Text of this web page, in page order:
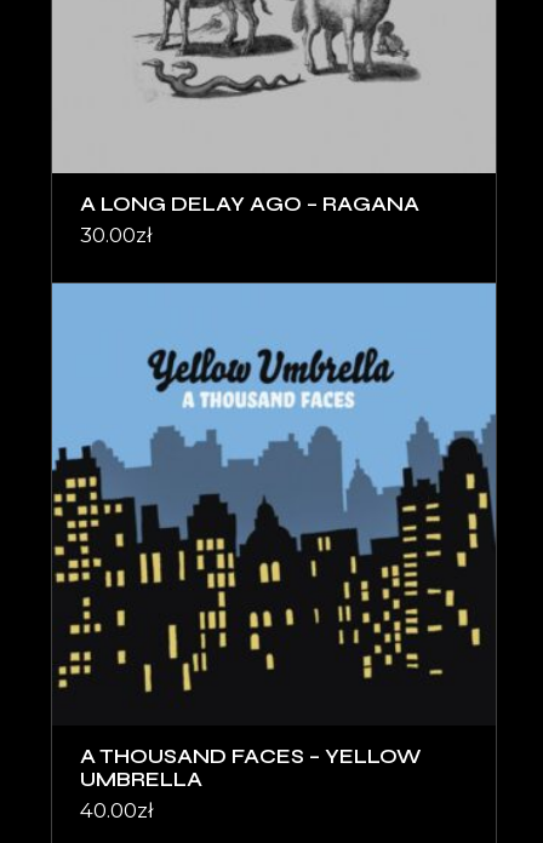
A LONG DELAY AGO – RAGANA
30.00zł
A THOUSAND FACES – YELLOW
UMBRELLA
40.00zł